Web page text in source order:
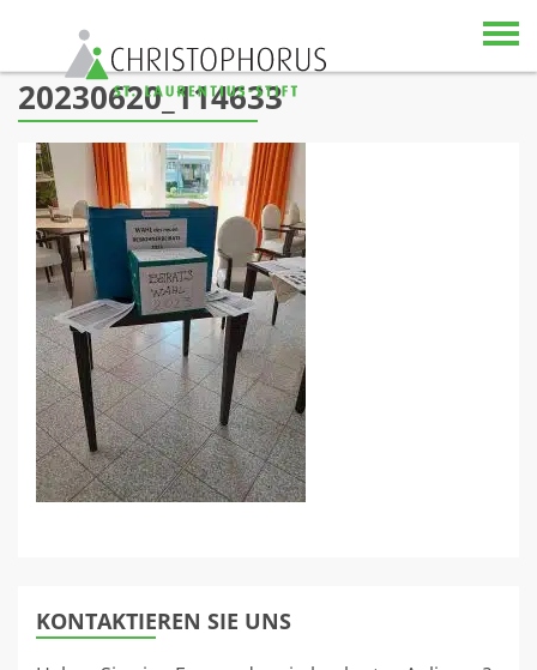
Skip to content
20230620_114633
KONTAKTIEREN SIE UNS